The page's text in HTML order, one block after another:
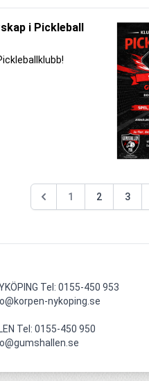
i Pickleball
1 2 3
Tel: 0155-450 953
nykoping.se
Tel: 0155-450 950